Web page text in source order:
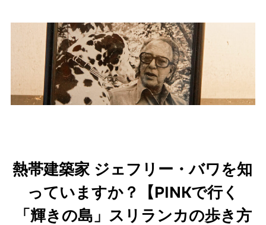
熱帯建築家 ジェフリー・バワを知
っていますか？【PINKで行く
「輝きの島」スリランカの歩き方